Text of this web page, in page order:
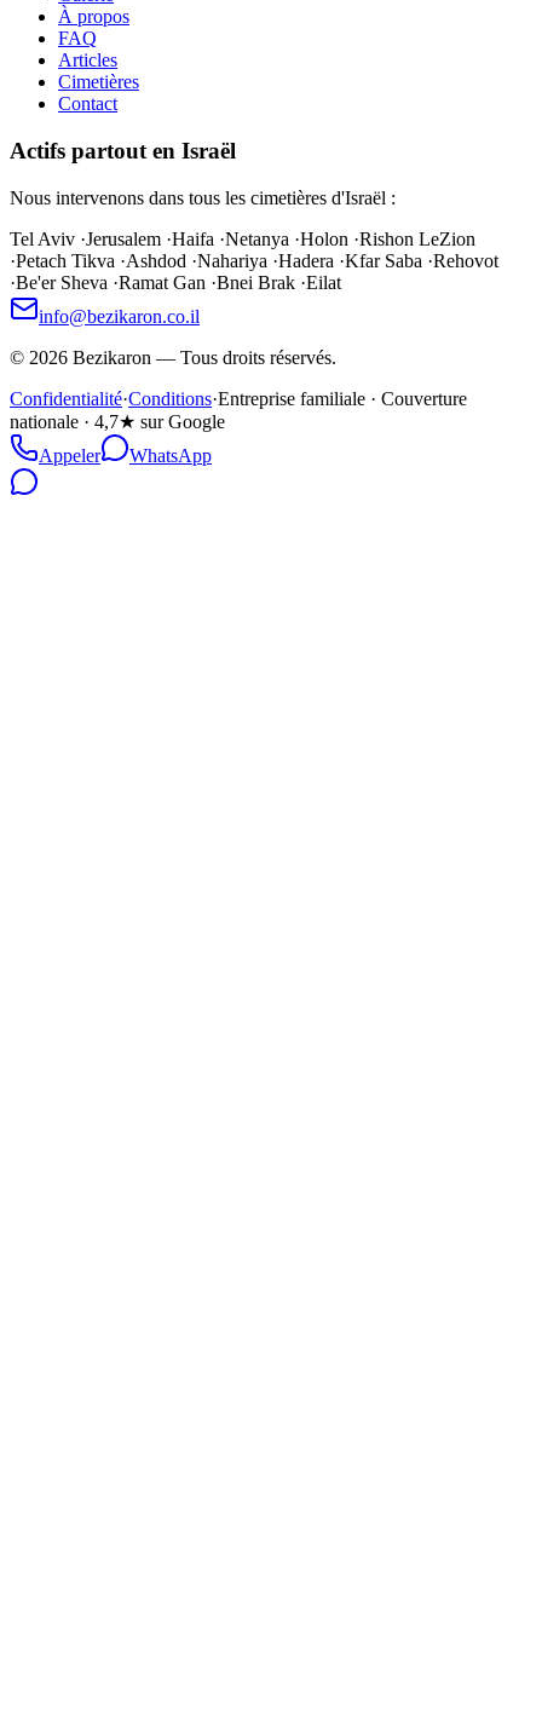
À propos
FAQ
Articles
Cimetières
Contact
Actifs partout en Israël
Nous intervenons dans tous les cimetières d'Israël :
Tel Aviv ·Jerusalem ·Haifa ·Netanya ·Holon ·Rishon LeZion
·Petach Tikva ·Ashdod ·Nahariya ·Hadera ·Kfar Saba ·Rehovot
·Be'er Sheva ·Ramat Gan ·Bnei Brak ·Eilat
info@bezikaron.co.il
© 2026 Bezikaron — Tous droits réservés.
Confidentialité·Conditions·Entreprise familiale · Couverture
nationale · 4,7★ sur Google
Appeler
WhatsApp